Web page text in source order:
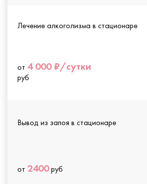
Лечение алкоголизма в стационаре
от 4 000 ₽/сутки
руб
Вывод из запоя в стационаре
от 2400руб